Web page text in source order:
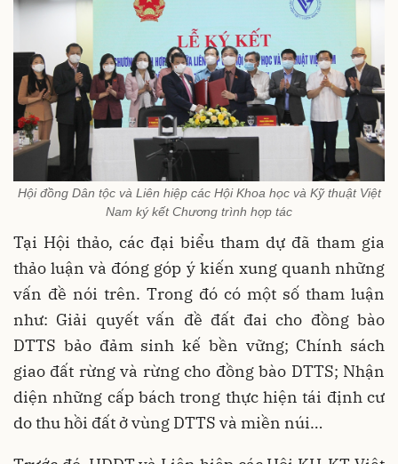
Hội đồng Dân tộc và Liên hiệp các Hội Khoa học và Kỹ thuật Việt
Nam ký kết Chương trình hợp tác
Tại Hội thảo, các đại biểu tham dự đã tham gia
thảo luận và đóng góp ý kiến xung quanh những
vấn đề nói trên. Trong đó có một số tham luận
như: Giải quyết vấn đề đất đai cho đồng bào
DTTS bảo đảm sinh kế bền vững; Chính sách
giao đất rừng và rừng cho đồng bào DTTS; Nhận
diện những cấp bách trong thực hiện tái định cư
do thu hồi đất ở vùng DTTS và miền núi…